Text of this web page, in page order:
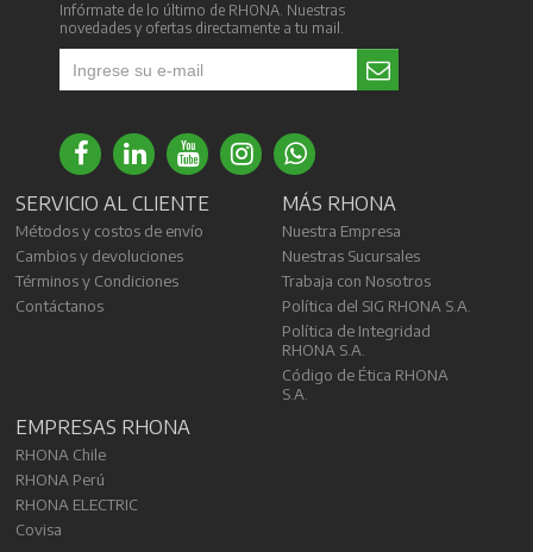
Infórmate de lo último de RHONA. Nuestras
novedades y ofertas directamente a tu mail.
SERVICIO AL CLIENTE
Métodos y costos de envío
Cambios y devoluciones
Términos y Condiciones
Contáctanos
MÁS RHONA
Nuestra Empresa
Nuestras Sucursales
Trabaja con Nosotros
Política del SIG RHONA S.A.
Política de Integridad
RHONA S.A.
Código de Ética RHONA
S.A.
EMPRESAS RHONA
RHONA Chile
RHONA Perú
RHONA ELECTRIC
Covisa